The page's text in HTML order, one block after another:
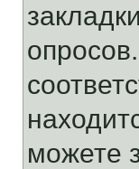
можете